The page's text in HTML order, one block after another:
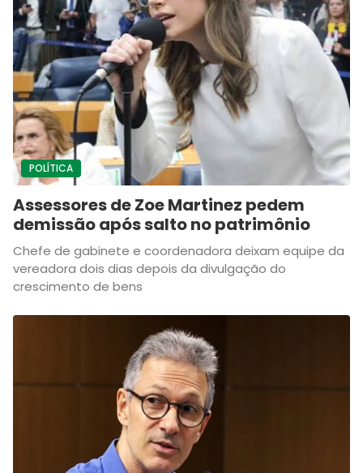
POLÍTICA
Assessores de Zoe Martinez pedem
demissão após salto no patrimônio
Chefe de gabinete e coordenadora deixam equipe da
vereadora dois dias depois da divulgação do
crescimento de bens